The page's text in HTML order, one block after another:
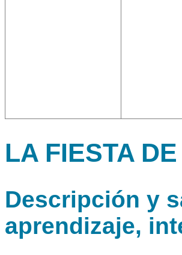
LA FIESTA
Descripción y
aprendizaje,